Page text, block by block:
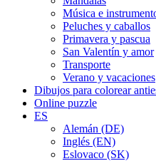
Música e
Peluches y caballos
Primavera y pascua
San Valentín y amor
Transporte
Verano y vacaciones
Dibujos para colorear
Online puzzle
ES
Alemán (DE)
Inglés (EN)
Eslovaco (SK)